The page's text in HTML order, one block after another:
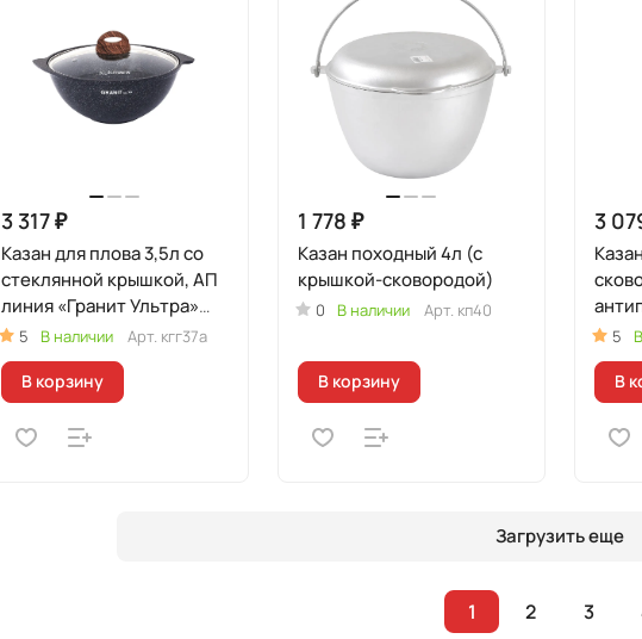
3 317 ₽
Казан для плова 3,5л со
стеклянной крышкой, АП
линия «Гранит Ультра»
(Синий)
5 В наличии Арт. кгг37а
В корзину
1 778 ₽
Казан походный 4л (с
крышкой-сковородой)
0 В наличии Арт. кп40
В корзину
3
5
В
Загрузить еще
1 2 3